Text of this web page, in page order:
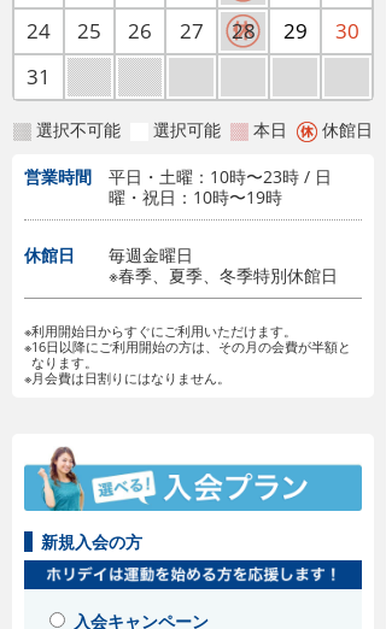
24
25 26 27 28 29
30
31
選択不可能 選択可能 本日 休館日
営業時間
平日・土曜：10時〜23時 / 日
曜・祝日：10時〜19時
休館日
毎週金曜日
※春季、夏季、冬季特別休館日
※利用開始日からすぐにご利用いただけます。
※16日以降にご利用開始の方は、その月の会費が半額と
なります。
※月会費は日割りにはなりません。
新規入会の方
入会キャンペーン